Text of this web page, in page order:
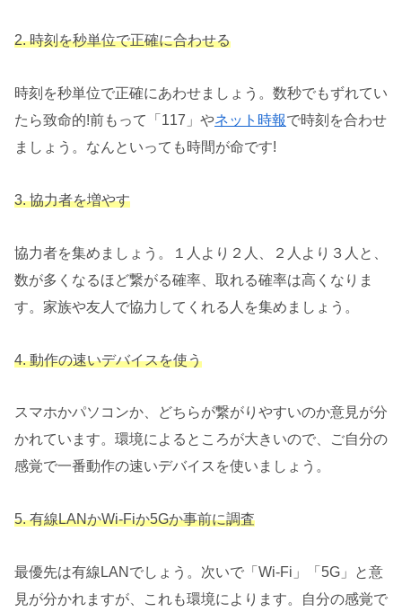
2. 時刻を秒単位で正確に合わせる
時刻を秒単位で正確にあわせましょう。数秒でもずれてい
たら致命的!前もって「117」やネット時報で時刻を合わせ
ましょう。なんといっても時間が命です!
3. 協力者を増やす
協力者を集めましょう。１人より２人、２人より３人と、
数が多くなるほど繋がる確率、取れる確率は高くなりま
す。家族や友人で協力してくれる人を集めましょう。
4. 動作の速いデバイスを使う
スマホかパソコンか、どちらが繋がりやすいのか意見が分
かれています。環境によるところが大きいので、ご自分の
感覚で一番動作の速いデバイスを使いましょう。
5. 有線LANかWi-Fiか5Gか事前に調査
最優先は有線LANでしょう。次いで「Wi-Fi」「5G」と意
見が分かれますが、これも環境によります。自分の感覚で